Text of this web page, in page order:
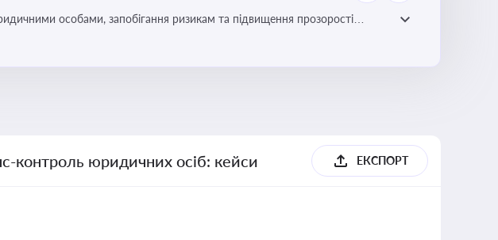
особами, запобігання ризикам та підвищення прозорості
контроль юридичних осіб: кейси ЕКСПОРТ